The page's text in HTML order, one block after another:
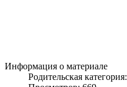
Информация о материале
Родительская категория: